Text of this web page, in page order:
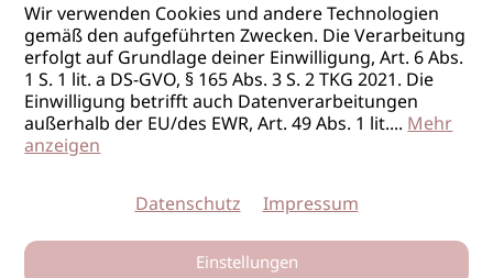
Wir verwenden Cookies und andere Technologien
gemäß den aufgeführten Zwecken. Die Verarbeitung
erfolgt auf Grundlage deiner Einwilligung, Art. 6 Abs.
1 S. 1 lit. a DS-GVO, § 165 Abs. 3 S. 2 TKG 2021. Die
Einwilligung betrifft auch Datenverarbeitungen
außerhalb der EU/des EWR, Art. 49 Abs. 1 lit....Mehr
anzeigen
Datenschutz Impressum
Einstellungen